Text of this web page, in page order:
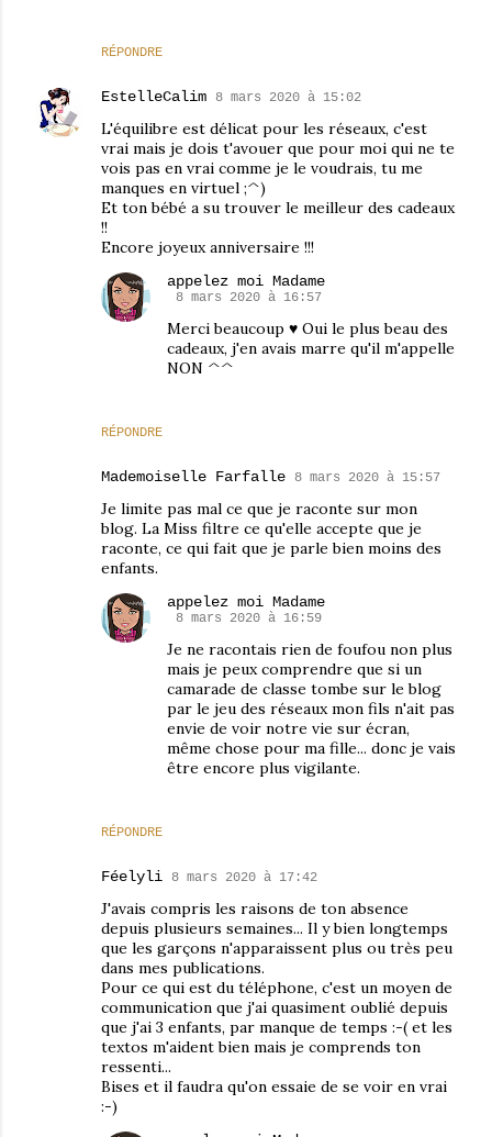
RÉPONDRE
EstelleCalim 8 mars 2020 à 15:02
L'équilibre est délicat pour les réseaux, c'est
vrai mais je dois t'avouer que pour moi qui ne te
vois pas en vrai comme je le voudrais, tu me
manques en virtuel ;^)
Et ton bébé a su trouver le meilleur des cadeaux
!!
Encore joyeux anniversaire !!!
RÉPONDRE
appelez moi Madame
8 mars 2020 à 16:57
Merci beaucoup ♥ Oui le plus beau des
cadeaux, j'en avais marre qu'il m'appelle
NON ^^
Mademoiselle Farfalle 8 mars 2020 à 15:57
Je limite pas mal ce que je raconte sur mon
blog. La Miss filtre ce qu'elle accepte que je
raconte, ce qui fait que je parle bien moins des
enfants.
RÉPONDRE
appelez moi Madame
8 mars 2020 à 16:59
Je ne racontais rien de foufou non plus
mais je peux comprendre que si un
camarade de classe tombe sur le blog
par le jeu des réseaux mon fils n'ait pas
envie de voir notre vie sur écran,
même chose pour ma fille... donc je vais
être encore plus vigilante.
Féelyli 8 mars 2020 à 17:42
J'avais compris les raisons de ton absence
depuis plusieurs semaines... Il y bien longtemps
que les garçons n'apparaissent plus ou très peu
dans mes publications.
Pour ce qui est du téléphone, c'est un moyen de
communication que j'ai quasiment oublié depuis
que j'ai 3 enfants, par manque de temps :-( et les
textos m'aident bien mais je comprends ton
ressenti...
Bises et il faudra qu'on essaie de se voir en vrai
:-)